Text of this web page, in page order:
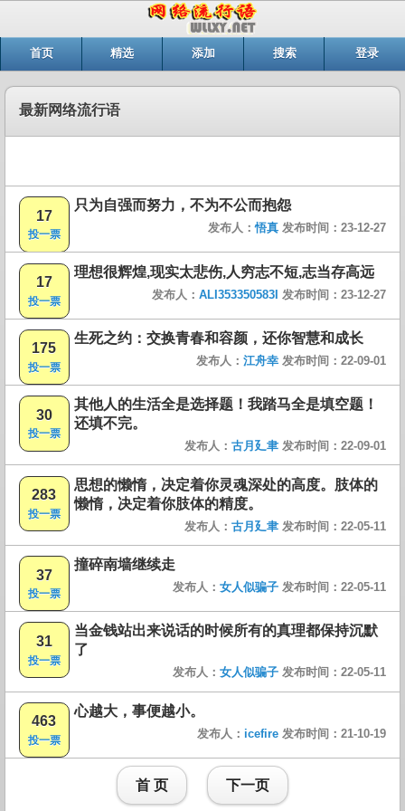
首页 精选 添加 搜索 登录
最新网络流行语
17
投一票
只为自强而努力，不为不公而抱怨
发布人：悟真 发布时间：23-12-27
17
投一票
理想很辉煌,现实太悲伤,人穷志不短,志当存高远
发布人： ALI353350583I 发布时间：23-12-27
175
投一票
生死之约：交换青春和容颜，还你智慧和成长
发布人： 江舟幸 发布时间：22-09-01
30
投一票
其他人的生活全是选择题！我踏马全是填空题！
还填不完。
发布人： 古月廴聿 发布时间：22-09-01
283
投一票
思想的懒惰，决定着你灵魂深处的高度。肢体的
懒惰，决定着你肢体的精度。
发布人： 古月廴聿 发布时间：22-05-11
37
投一票
撞碎南墙继续走
发布人： 女人似骗子 发布时间：22-05-11
31
投一票
当金钱站出来说话的时候所有的真理都保持沉默
了
发布人： 女人似骗子 发布时间：22-05-11
463
投一票
心越大，事便越小。
发布人： icefire 发布时间：21-10-19
首 页 下一页